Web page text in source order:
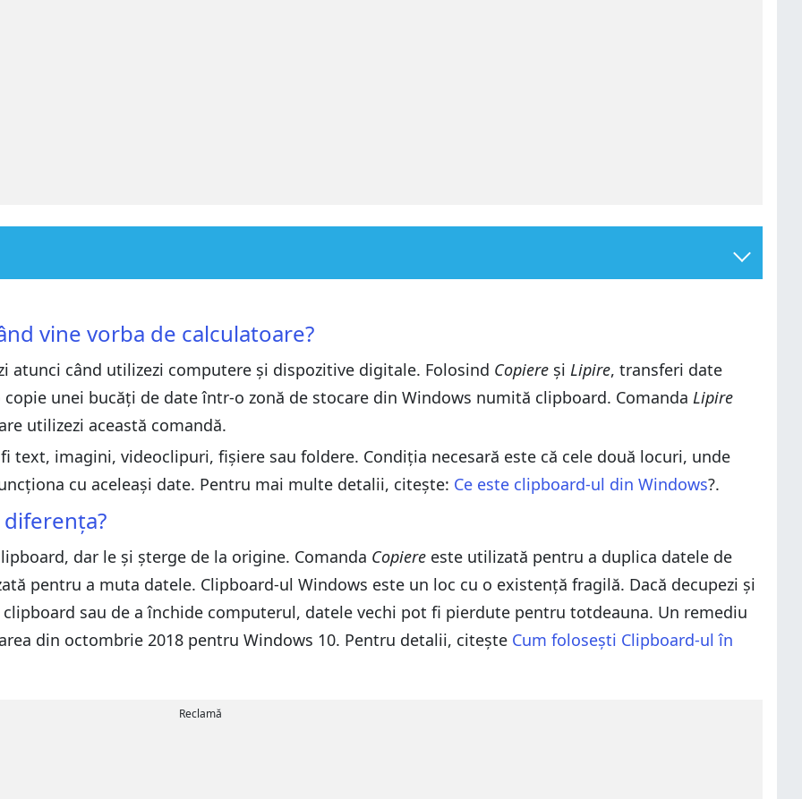
vine vorba de calculatoare?
atunci când utilizezi computere și dispozitive digitale. Folosind Copiere și Lipire, transferi date
copie unei bucăți de date într-o zonă de stocare din Windows numită clipboard. Comanda Lipire
utilizezi această comandă.
imagini, videoclipuri, fișiere sau foldere. Condiția necesară este că cele două locuri, unde
cu aceleași date. Pentru mai multe detalii, citește: Ce este clipboard-ul din Windows?.
dar le și șterge de la origine. Comanda Copiere este utilizată pentru a duplica datele de
pentru a muta datele. Clipboard-ul Windows este un loc cu o existență fragilă. Dacă decupezi și
sau de a închide computerul, datele vechi pot fi pierdute pentru totdeauna. Un remediu
din octombrie 2018 pentru Windows 10. Pentru detalii, citește Cum folosești Clipboard-ul în
Reclamă